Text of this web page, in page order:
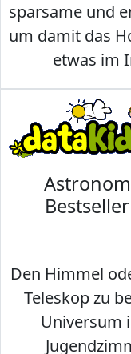
sparsame und
um damit das
etwas im
Den Himmel
Teleskop zu
Universum